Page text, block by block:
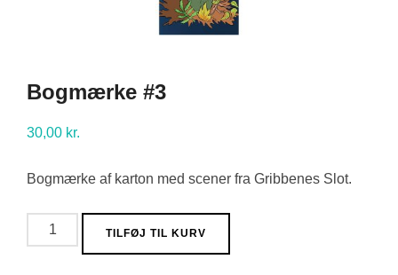
Bogmærke #3
30,00 kr.
Bogmærke af karton med scener fra Gribbenes Slot.
Bogmærke
#3
TILFØJ TIL KURV